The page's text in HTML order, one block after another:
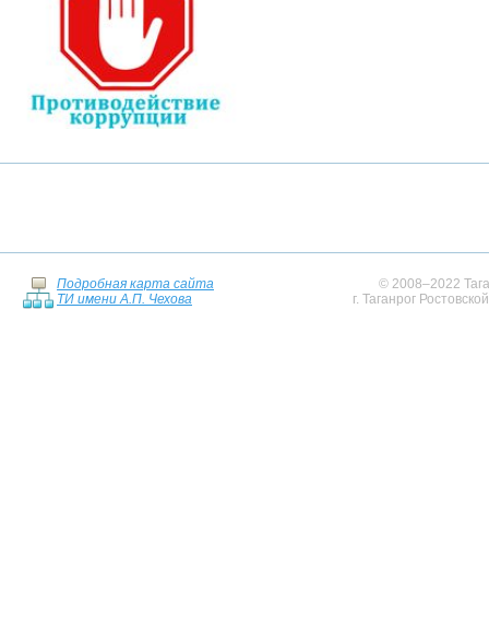
Подробная карта сайта
ТИ имени А.П. Чехова
© 2008–2022
г. Таганрог